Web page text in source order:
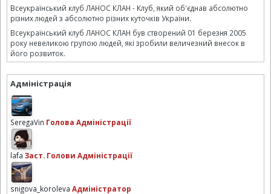
Всеукраїнський клуб ЛАНОС КЛАН - Клуб, який об'єднав абсолютно
різних людей з абсолютно різних куточків України.
Всеукраїнський клуб ЛАНОС КЛАН був створений 01 березня 2005
року невеликою групою людей, які зробили величезний внесок в
його розвиток.
Адміністрація
SeregaVin Голова Адміністрації
lafa Заст. Голови Адміністрації
snigova_koroleva Адміністратор